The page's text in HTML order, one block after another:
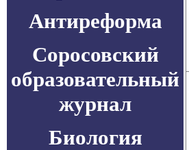
Антиреформа
Соросовский
образовательный
журнал
Биология